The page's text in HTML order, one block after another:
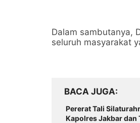
Dalam sambutanya,
seluruh masyarakat
BACA JUGA
Pererat Tali
Kapolres Jakbar dan